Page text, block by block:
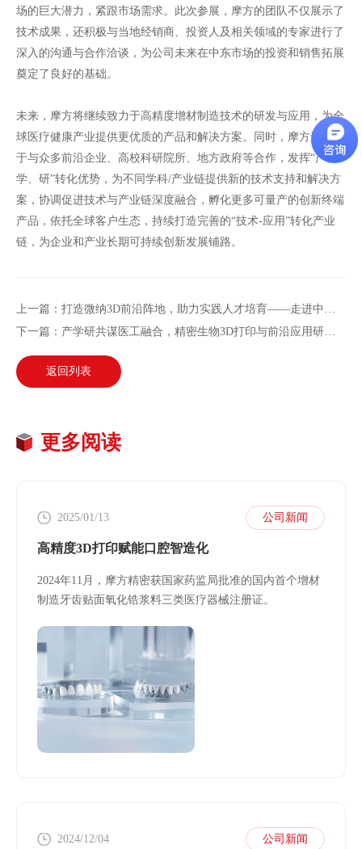
场的巨大潜力，紧跟市场需求。此次参展，摩方的团队不仅展示了
技术成果，还积极与当地经销商、投资人及相关领域的专家进行了
深入的沟通与合作洽谈，为公司未来在中东市场的投资和销售拓展
奠定了良好的基础。
未来，摩方将继续致力于高精度增材制造技术的研发与应用，为全
球医疗健康产业提供更优质的产品和解决方案。同时，摩方还致力
于与众多前沿企业、高校科研院所、地方政府等合作，发挥“产、
学、研”转化优势，为不同学科/产业链提供新的技术支持和解决方
案，协调促进技术与产业链深度融合，孵化更多可量产的创新终端
产品，依托全球客户生态，持续打造完善的“技术-应用”转化产业
链，为企业和产业长期可持续创新发展铺路。
上一篇：打造微纳3D前沿阵地，助力实践人才培育——走进中山大学
下一篇：产学研共谋医工融合，精密生物3D打印与前沿应用研讨会在长沙圆满落幕！
返回列表
更多阅读
2025/01/13 公司新闻
高精度3D打印赋能口腔智造化
2024年11月，摩方精密获国家药监局批准的国内首个增材
制造牙齿贴面氧化锆浆料三类医疗器械注册证。
2024/12/04 公司新闻